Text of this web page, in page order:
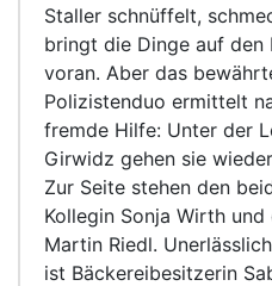
Staller schnüffelt,
bringt die Dinge auf den
voran. Aber das
Polizistenduo ermittelt
fremde Hilfe: Unter der
Girwidz gehen sie
Zur Seite stehen den
Kollegin Sonja Wirth
Martin Riedl.
ist Bäckereibesitzerin